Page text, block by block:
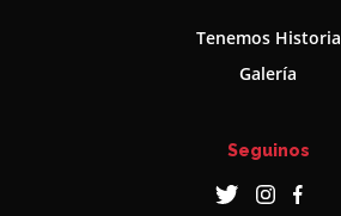
Tenemos Historia
Galería
Seguinos